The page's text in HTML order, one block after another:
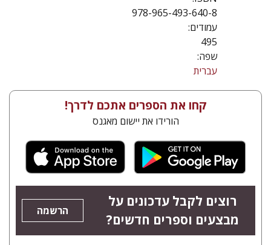
978-965-493-640-8
עמודים:
495
שפה:
עברית
קחו את הספרים אתכם לדרך!
הורידו את יישום מאגנס
רוצים לקבל עדכונים על
מבצעים וספרים חדשים?
הרשמה